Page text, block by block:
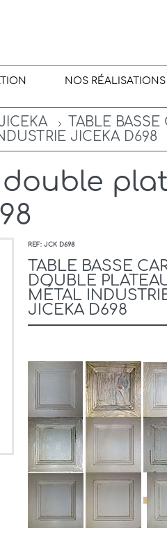
NOS RÉALISATIONS
TABLE
JICEKA D698
REF: JCK D698
TABLE BASSE
DOUBLE
MÉTAL
JICEKA D698